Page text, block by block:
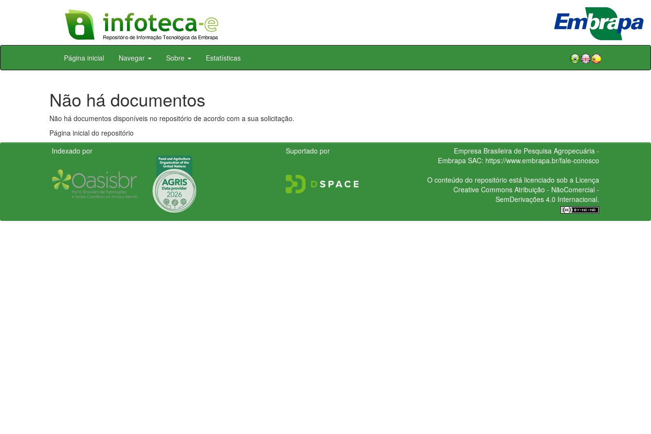
Skip
Página inicial Navegar Sobre Estatísticas
Não há documentos
Não há documentos disponíveis no repositório de acordo com a sua solicitação.
Página inicial do repositório
Indexado por
Suportado por
Empresa Brasileira de Pesquisa Agropecuária -
Embrapa SAC: https://www.embrapa.br/fale-conosco
O conteúdo do repositório está licenciado sob a Licença
Creative CommonsAtribuição - NãoComercial -
SemDerivações 4.0 Internacional.